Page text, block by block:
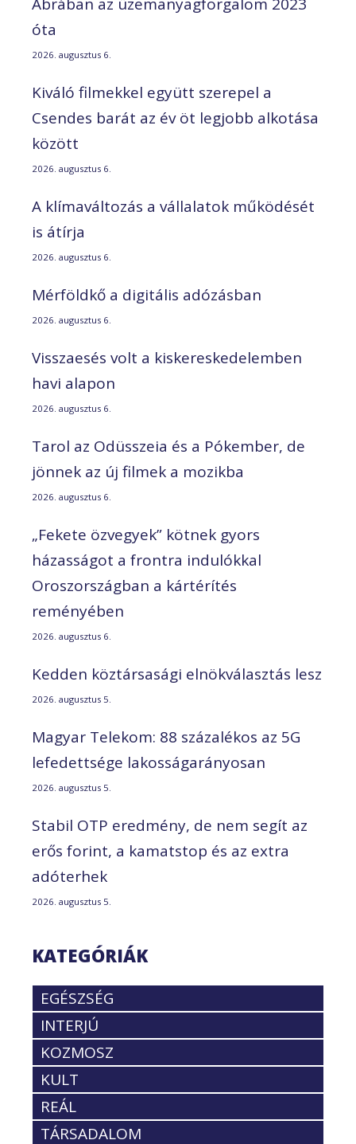
Ábrában az üzemanyagforgalom 2023
óta
2026. augusztus 6.
Kiváló filmekkel együtt szerepel a
Csendes barát az év öt legjobb alkotása
között
2026. augusztus 6.
A klímaváltozás a vállalatok működését
is átírja
2026. augusztus 6.
Mérföldkő a digitális adózásban
2026. augusztus 6.
Visszaesés volt a kiskereskedelemben
havi alapon
2026. augusztus 6.
Tarol az Odüsszeia és a Pókember, de
jönnek az új filmek a mozikba
2026. augusztus 6.
„Fekete özvegyek” kötnek gyors
házasságot a frontra indulókkal
Oroszországban a kártérítés
reményében
2026. augusztus 6.
Kedden köztársasági elnökválasztás lesz
2026. augusztus 5.
Magyar Telekom: 88 százalékos az 5G
lefedettsége lakosságarányosan
2026. augusztus 5.
Stabil OTP eredmény, de nem segít az
erős forint, a kamatstop és az extra
adóterhek
2026. augusztus 5.
KATEGÓRIÁK
EGÉSZSÉG
INTERJÚ
KOZMOSZ
KULT
REÁL
TÁRSADALOM